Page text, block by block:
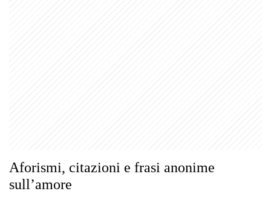
Aforismi, citazioni e frasi anonime
sull’amore